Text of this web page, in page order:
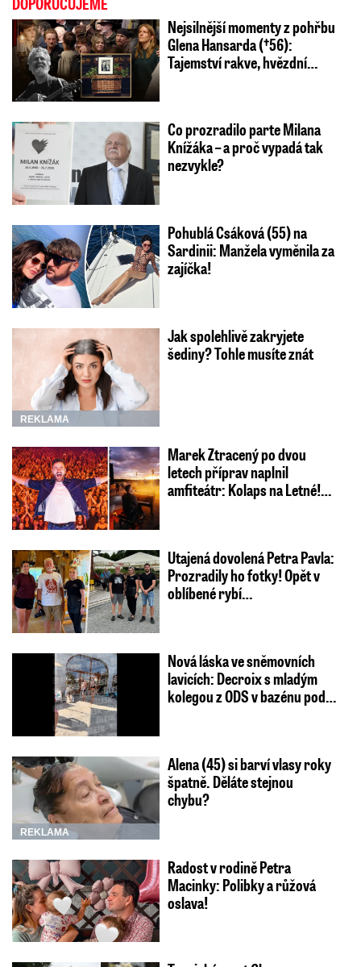
Nejsilnější momenty z pohřbu
Glena Hansarda (†56):
Tajemství rakve, hvězdní…
Co prozradilo parte Milana
Knížáka – a proč vypadá tak
nezvykle?
Pohublá Csáková (55) na
Sardinii: Manžela vyměnila za
zajíčka!
REKLAMA
Jak spolehlivě zakryjete
šediny? Tohle musíte znát
Marek Ztracený po dvou
letech příprav naplnil
amfiteátr: Kolaps na Letné!…
Utajená dovolená Petra Pavla:
Prozradily ho fotky! Opět v
oblíbené rybí…
Nová láska ve sněmovních
lavicích: Decroix s mladým
kolegou z ODS v bazénu pod…
REKLAMA
Alena (45) si barví vlasy roky
špatně. Děláte stejnou
chybu?
Radost v rodině Petra
Macinky: Polibky a růžová
oslava!